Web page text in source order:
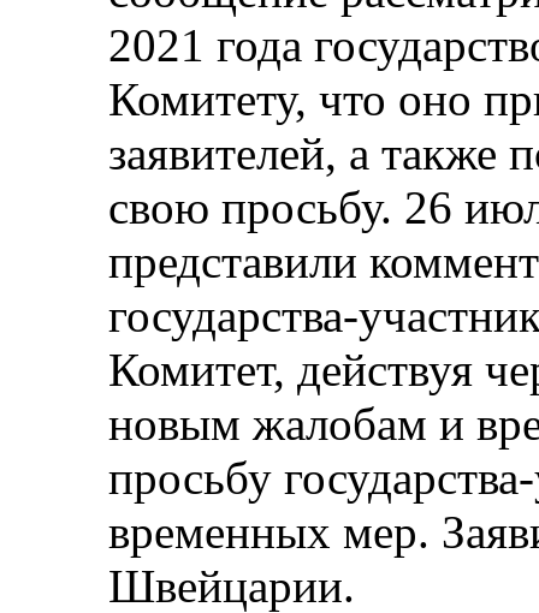
2021 года
Комитету, что оно
заявителей, а также
свою просьбу. 26
представили
государства-
Комитет, действуя
новым жалобам и
просьбу
временных мер.
Швейцарии.